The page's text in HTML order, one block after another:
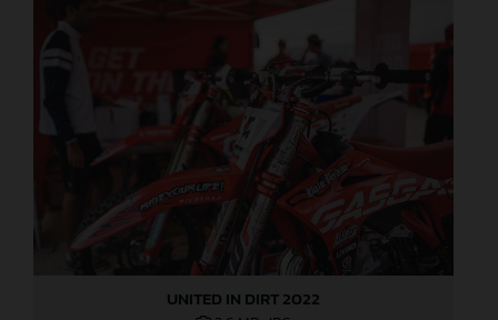
UNITED IN DIRT 2022